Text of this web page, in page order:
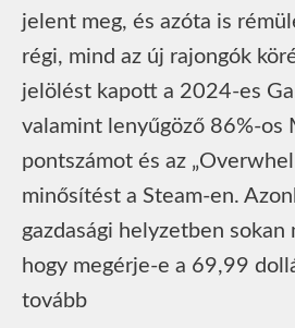
jelent meg, és azóta is
régi, mind az új rajongók
jelölést kapott a 2024-es
valamint lenyűgöző 86%-os
pontszámot és az
minősítést a Steam-en.
gazdasági helyzetben sokan
hogy megérje-e a 69,99
tovább